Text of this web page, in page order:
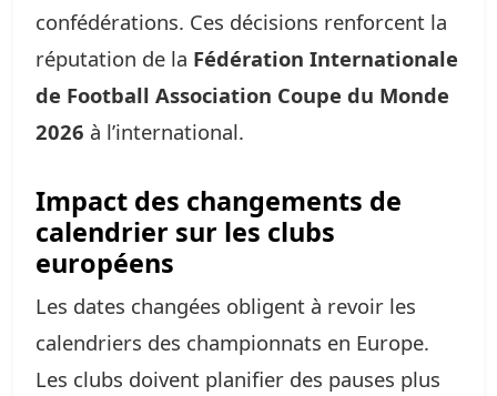
confédérations. Ces décisions renforcent la
réputation de la Fédération Internationale
de Football Association Coupe du Monde
2026 à l’international.
Impact des changements de
calendrier sur les clubs
européens
Les dates changées obligent à revoir les
calendriers des championnats en Europe.
Les clubs doivent planifier des pauses plus